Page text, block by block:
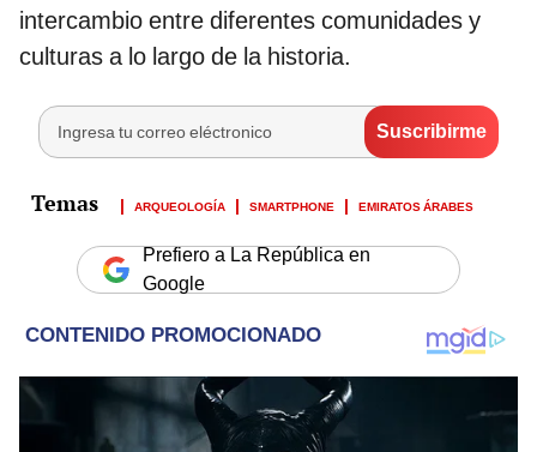
intercambio entre diferentes comunidades y
culturas a lo largo de la historia.
ARQUEOLOGÍA SMARTPHONE EMIRATOS ÁRABES
Prefiero a La República en
Google